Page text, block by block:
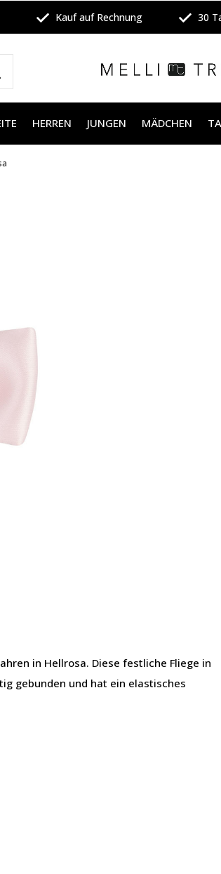
HERREN JUNGEN MÄDCHEN
Kauf auf Rechnung 30
in Hellrosa. Diese festliche Fliege in
gebunden und hat ein elastisches